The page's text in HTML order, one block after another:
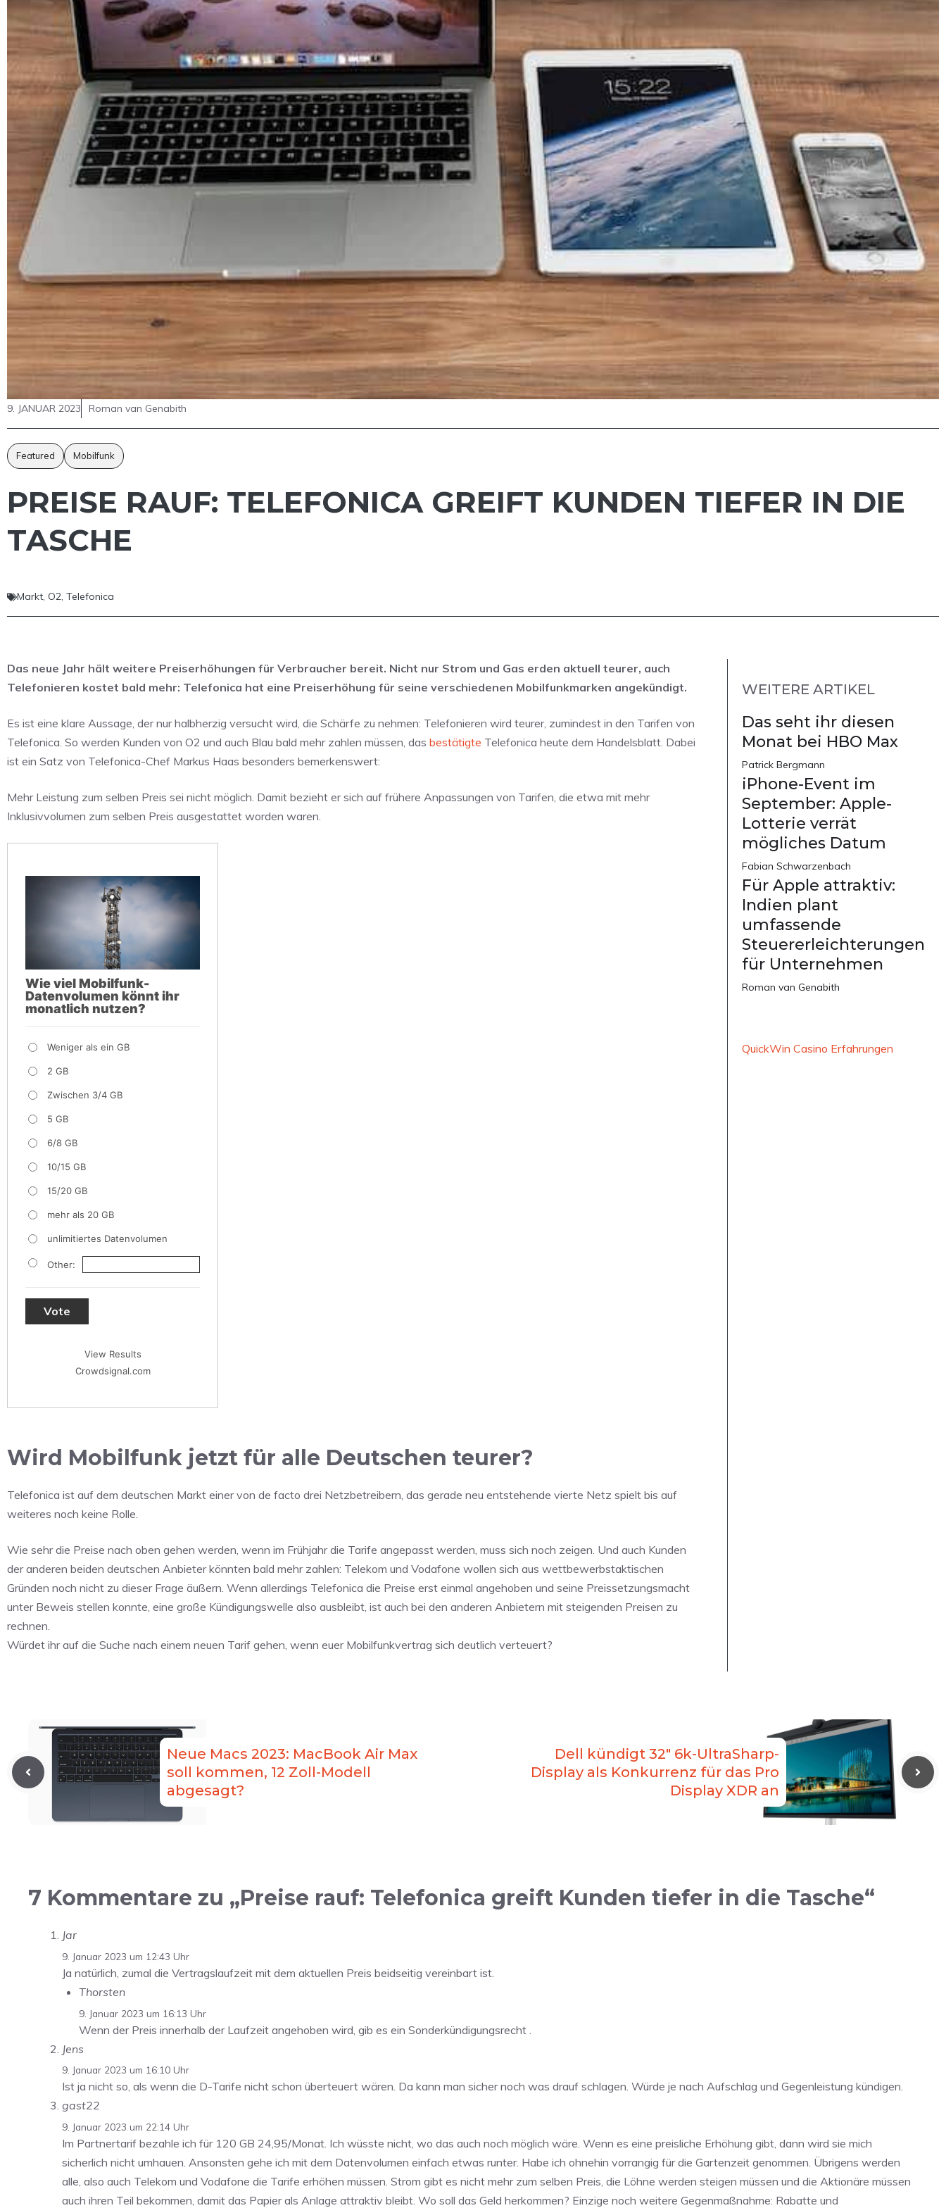
9. JANUAR 2023 Roman van Genabith
Featured Mobilfunk
PREISE RAUF: TELEFONICA GREIFT KUNDEN TIEFER IN DIE
TASCHE
Markt, O2, Telefonica
Das neue Jahr hält weitere Preiserhöhungen für Verbraucher bereit. Nicht nur Strom und Gas erden aktuell teurer, auch
Telefonieren kostet bald mehr: Telefonica hat eine Preiserhöhung für seine verschiedenen Mobilfunkmarken angekündigt.
Es ist eine klare Aussage, der nur halbherzig versucht wird, die Schärfe zu nehmen: Telefonieren wird teurer, zumindest in den Tarifen von
Telefonica. So werden Kunden von O2 und auch Blau bald mehr zahlen müssen, das bestätigte Telefonica heute dem Handelsblatt. Dabei
ist ein Satz von Telefonica-Chef Markus Haas besonders bemerkenswert:
Mehr Leistung zum selben Preis sei nicht möglich. Damit bezieht er sich auf frühere Anpassungen von Tarifen, die etwa mit mehr
Inklusivvolumen zum selben Preis ausgestattet worden waren.
Wie viel Mobilfunk-
Datenvolumen könnt ihr
monatlich nutzen?
Weniger als ein GB
2 GB
Zwischen 3/4 GB
5 GB
6/8 GB
10/15 GB
15/20 GB
mehr als 20 GB
unlimitiertes Datenvolumen
Other:
Vote
View Results
Crowdsignal.com
Wird Mobilfunk jetzt für alle Deutschen teurer?
Telefonica ist auf dem deutschen Markt einer von de facto drei Netzbetreibern, das gerade neu entstehende vierte Netz spielt bis auf
weiteres noch keine Rolle.
Wie sehr die Preise nach oben gehen werden, wenn im Frühjahr die Tarife angepasst werden, muss sich noch zeigen. Und auch Kunden
der anderen beiden deutschen Anbieter könnten bald mehr zahlen: Telekom und Vodafone wollen sich aus wettbewerbstaktischen
Gründen noch nicht zu dieser Frage äußern. Wenn allerdings Telefonica die Preise erst einmal angehoben und seine Preissetzungsmacht
unter Beweis stellen konnte, eine große Kündigungswelle also ausbleibt, ist auch bei den anderen Anbietern mit steigenden Preisen zu
rechnen.
Würdet ihr auf die Suche nach einem neuen Tarif gehen, wenn euer Mobilfunkvertrag sich deutlich verteuert?
WEITERE ARTIKEL
Das seht ihr diesen
Monat bei HBO Max
Patrick Bergmann
iPhone-Event im
September: Apple-
Lotterie verrät
mögliches Datum
Fabian Schwarzenbach
Für Apple attraktiv:
Indien plant
umfassende
Steuererleichterungen
für Unternehmen
Roman van Genabith
QuickWin Casino Erfahrungen
Neue Macs 2023: MacBook Air Max
soll kommen, 12 Zoll-Modell
abgesagt?
Dell kündigt 32″ 6k-UltraSharp-
Display als Konkurrenz für das Pro
Display XDR an
7 Kommentare zu „Preise rauf: Telefonica greift Kunden tiefer in die Tasche“
Jar
9. Januar 2023 um 12:43 Uhr
Ja natürlich, zumal die Vertragslaufzeit mit dem aktuellen Preis beidseitig vereinbart ist.
Thorsten
9. Januar 2023 um 16:13 Uhr
Wenn der Preis innerhalb der Laufzeit angehoben wird, gib es ein Sonderkündigungsrecht .
Jens
9. Januar 2023 um 16:10 Uhr
Ist ja nicht so, als wenn die D-Tarife nicht schon überteuert wären. Da kann man sicher noch was drauf schlagen. Würde je nach Aufschlag und Gegenleistung kündigen.
gast22
9. Januar 2023 um 22:14 Uhr
Im Partnertarif bezahle ich für 120 GB 24,95/Monat. Ich wüsste nicht, wo das auch noch möglich wäre. Wenn es eine preisliche Erhöhung gibt, dann wird sie mich
sicherlich nicht umhauen. Ansonsten gehe ich mit dem Datenvolumen einfach etwas runter. Habe ich ohnehin vorrangig für die Gartenzeit genommen. Übrigens werden
alle, also auch Telekom und Vodafone die Tarife erhöhen müssen. Strom gibt es nicht mehr zum selben Preis, die Löhne werden steigen müssen und die Aktionäre müssen
auch ihren Teil bekommen, damit das Papier als Anlage attraktiv bleibt. Wo soll das Geld herkommen? Einzige noch weitere Gegenmaßnahme: Rabatte und